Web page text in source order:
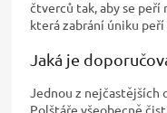
čtverců tak, aby se peří
která zabrání úniku peří
Jaká je
Jednou z nejčastějších
Polštáře všeobecně